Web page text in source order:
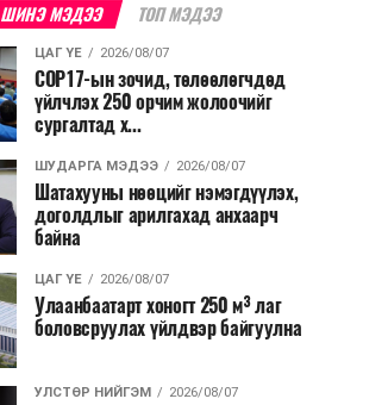
ШИНЭ МЭДЭЭ ТОП МЭДЭЭ
ЦАГ ҮЕ 2026/08/07
COP17-ын зочид, төлөөлөгчдөд
үйлчлэх 250 орчим жолоочийг
сургалтад х...
ШУДАРГА МЭДЭЭ 2026/08/07
Шатахууны нөөцийг нэмэгдүүлэх,
доголдлыг арилгахад анхаарч
байна
ЦАГ ҮЕ 2026/08/07
Улаанбаатарт хоногт 250 м³ лаг
боловсруулах үйлдвэр байгуулна
УЛСТӨР НИЙГЭМ 2026/08/07